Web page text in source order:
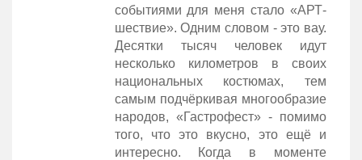
событиями для меня стало «АРТ-
шествие». Одним словом - это вау.
Десятки тысяч человек идут
несколько километров в своих
национальных костюмах, тем
самым подчёркивая многообразие
народов, «Гастрофест» - помимо
того, что это вкусно, это ещё и
интересно. Когда в моменте